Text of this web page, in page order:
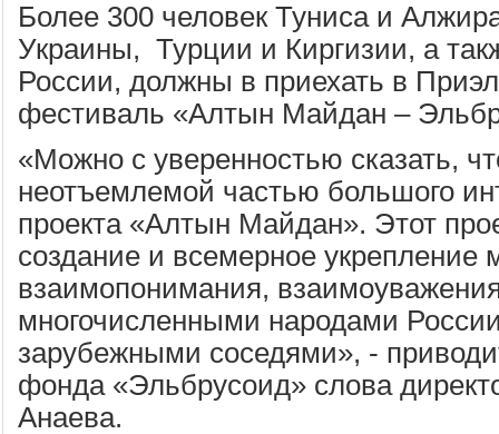
Более 300 человек Туниса и
Украины, Турции и Киргизии, а
России, должны в приехать в
фестиваль «Алтын Майдан –
«Можно с уверенностью сказать,
неотъемлемой частью большого
проекта «Алтын Майдан». Этот
создание и всемерное укрепление
взаимопонимания,
многочисленными народами
зарубежными соседями», -
фонда «Эльбрусоид» слова
Анаева.